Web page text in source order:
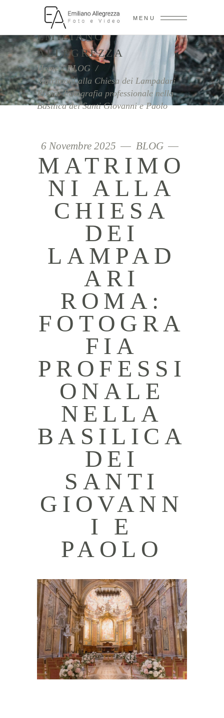
MENU
EMILIANO
ALLEGREZZA
Home/BLOG /
Matrimoni alla Chiesa dei Lampadari
Roma: Fotografia professionale nella
Basilica dei Santi Giovanni e Paolo
6 Novembre 2025 BLOG
MATRIMO
NI ALLA
CHIESA
DEI
LAMPAD
ARI
ROMA:
FOTOGRA
FIA
PROFESSI
ONALE
NELLA
BASILICA
DEI
SANTI
GIOVANN
I E
PAOLO